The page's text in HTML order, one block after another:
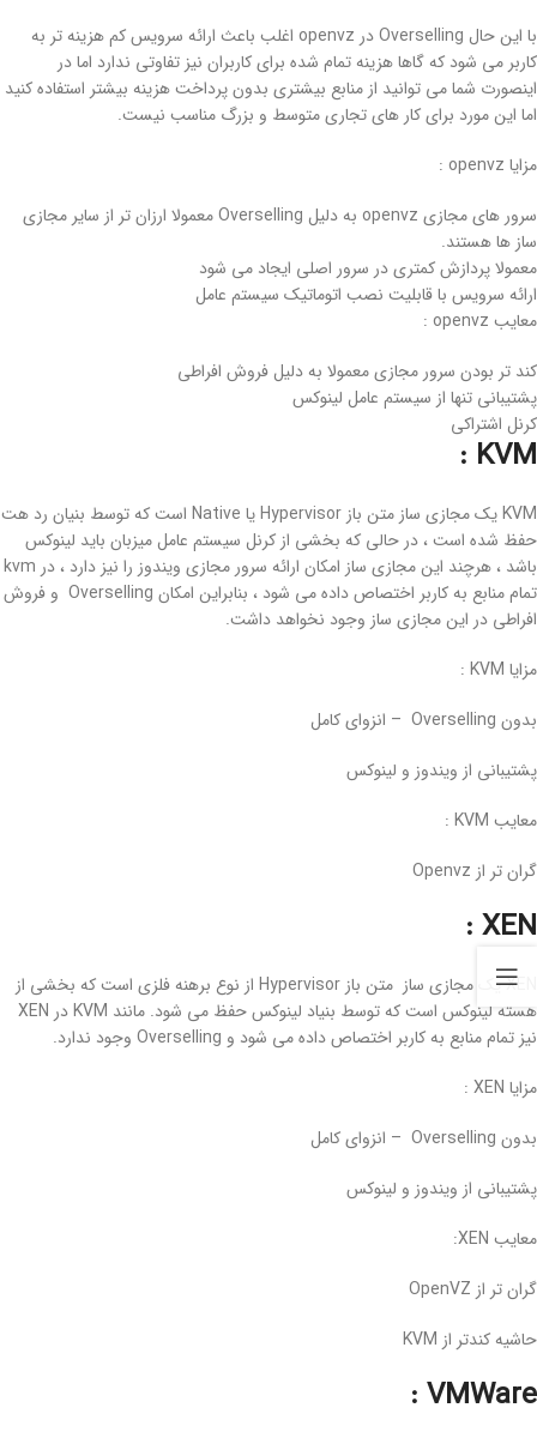
با این حال Overselling در openvz اغلب باعث ارائه سرویس کم هزینه تر به
کاربر می شود که گاها هزینه تمام شده برای کاربران نیز تفاوتی ندارد اما در
اینصورت شما می توانید از منابع بیشتری بدون پرداخت هزینه بیشتر استفاده کنید
اما این مورد برای کار های تجاری متوسط و بزرگ مناسب نیست.
مزایا openvz :
سرور های مجازی openvz به دلیل Overselling معمولا ارزان تر از سایر مجازی
ساز ها هستند.
معمولا پردازش کمتری در سرور اصلی ایجاد می شود
ارائه سرویس با قابلیت نصب اتوماتیک سیستم عامل
معایب openvz :
کند تر بودن سرور مجازی معمولا به دلیل فروش افراطی
پشتیبانی تنها از سیستم عامل لینوکس
کرنل اشتراکی
KVM :
KVM یک مجازی ساز متن باز Hypervisor یا Native است که توسط بنیان رد هت
حفظ شده است ، در حالی که بخشی از کرنل سیستم عامل میزبان باید لینوکس
باشد ، هرچند این مجازی ساز امکان ارائه سرور مجازی ویندوز را نیز دارد ، در kvm
تمام منابع به کاربر اختصاص داده می شود ، بنابراین امکان Overselling و فروش
افراطی در این مجازی ساز وجود نخواهد داشت.
مزایا KVM :
بدون Overselling –
انزوای کامل
پشتیبانی از ویندوز و لینوکس
معایب KVM :
گران تر از Openvz
XEN :
XEN یک مجازی ساز متن باز Hypervisor از نوع برهنه فلزی است که بخشی از
هسته لینوکس است که توسط بنیاد لینوکس حفظ می شود. مانند KVM در XEN
نیز تمام منابع به کاربر اختصاص داده می شود و Overselling وجود ندارد.
مزایا XEN :
بدون Overselling –
انزوای کامل
پشتیبانی از ویندوز و لینوکس
معایب XEN:
گران تر از OpenVZ
حاشیه کندتر از KVM
VMWare
: